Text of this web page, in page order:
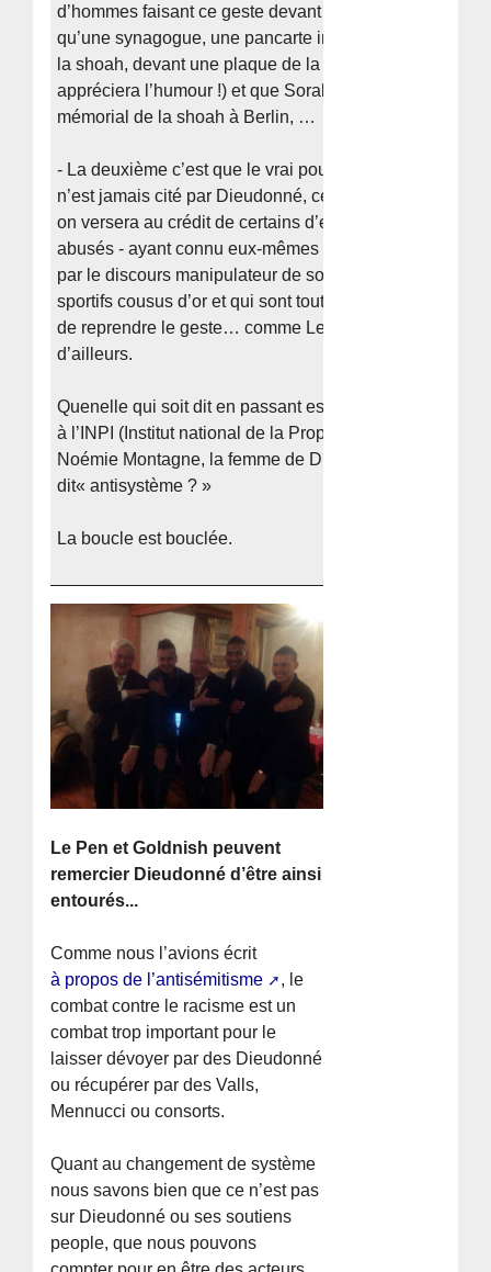
d’hommes faisant ce geste devant des lieux aussi
qu’une synagogue, une pancarte indiquant le mémorial
la shoah, devant une plaque de la rue du four(on
appréciera l’humour !) et que Soral l’a faite en plein
mémorial de la shoah à Berlin, …
- La deuxième c’est que le vrai pouvoir, celui de l’argent
n’est jamais cité par Dieudonné, ce qui permet (même
on versera au crédit de certains d’entre eux qu’ils aient
abusés - ayant connu eux-mêmes les dégâts du
par le discours manipulateur de son inventeur) à des
sportifs cousus d’or et qui sont tout sauf « hors système
de reprendre le geste… comme Le Pen et Goldnish
d’ailleurs.
Quenelle qui soit dit en passant est une marque
à l’INPI (Institut national de la Propriété Intellectuelle)
Noémie Montagne, la femme de Dieudonné : vous avez
dit« antisystème ? »
La boucle est bouclée.
Le Pen et Goldnish peuvent
remercier Dieudonné d’être ainsi
entourés...
Comme nous l’avions écrit
à propos de l’antisémitisme
, le
combat contre le racisme est un
combat trop important pour le
laisser dévoyer par des Dieudonné
ou récupérer par des Valls,
Mennucci ou consorts.
Quant au changement de système
nous savons bien que ce n’est pas
sur Dieudonné ou ses soutiens
people, que nous pouvons